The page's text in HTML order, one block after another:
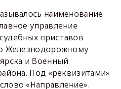
наименование
управление
приставов
Железнодорожному
и Военный
Под «реквизитами»
«Направление».